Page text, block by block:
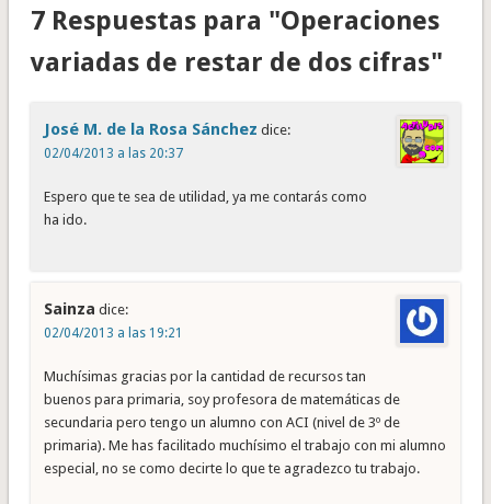
7 Respuestas para "Operaciones
variadas de restar de dos cifras"
José M. de la Rosa Sánchez dice:
02/04/2013 a las 20:37
Espero que te sea de utilidad, ya me contarás como
ha ido.
Sainza dice:
02/04/2013 a las 19:21
Muchísimas gracias por la cantidad de recursos tan
buenos para primaria, soy profesora de matemáticas de
secundaria pero tengo un alumno con ACI (nivel de 3º de
primaria). Me has facilitado muchísimo el trabajo con mi alumno
especial, no se como decirte lo que te agradezco tu trabajo.